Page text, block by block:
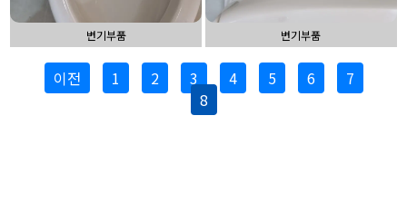
변기부품 변기부품
이전 1 2 3 4 5 6
7
8